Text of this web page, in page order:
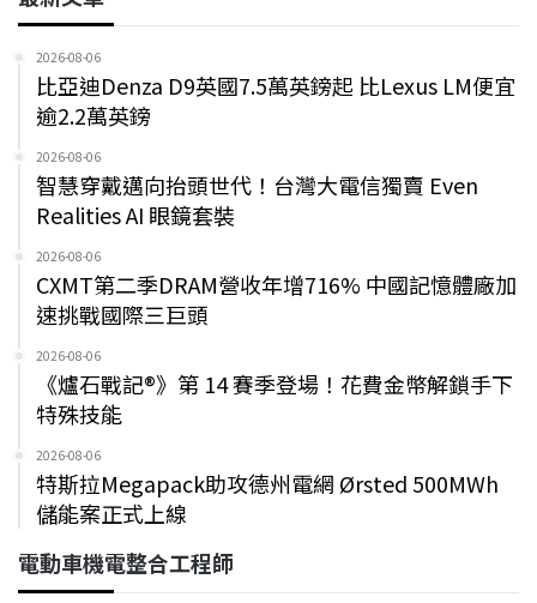
2026-08-06
比亞迪Denza D9英國7.5萬英鎊起 比Lexus LM便宜
逾2.2萬英鎊
2026-08-06
智慧穿戴邁向抬頭世代！台灣大電信獨賣 Even
Realities AI 眼鏡套裝
2026-08-06
CXMT第二季DRAM營收年增716% 中國記憶體廠加
速挑戰國際三巨頭
2026-08-06
《爐石戰記®》第 14 賽季登場！花費金幣解鎖手下
特殊技能
2026-08-06
特斯拉Megapack助攻德州電網 Ørsted 500MWh
儲能案正式上線
電動車機電整合工程師